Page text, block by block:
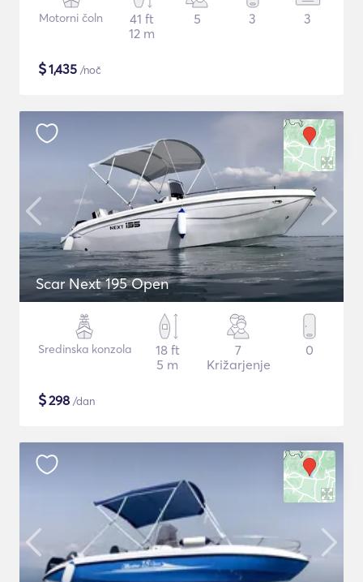
Motorni čoln
41 ft
12 m
5 3 3
$1,435 /noč
Scar Next 195 Open
Sredinska konzola
18 ft
5 m
7
Križarjenje
0
$298 /dan